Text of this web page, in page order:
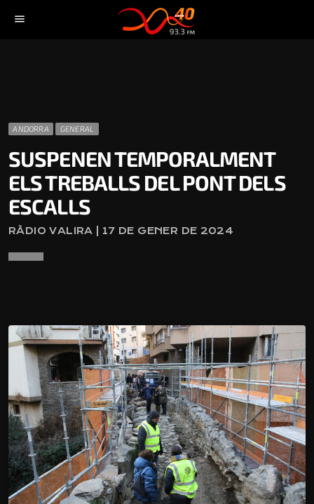
menu
ANDORRA GENERAL
SUSPENEN TEMPORALMENT
ELS TREBALLS DEL PONT DELS
ESCALLS
RÀDIO VALIRA | 17 DE GENER DE 2024